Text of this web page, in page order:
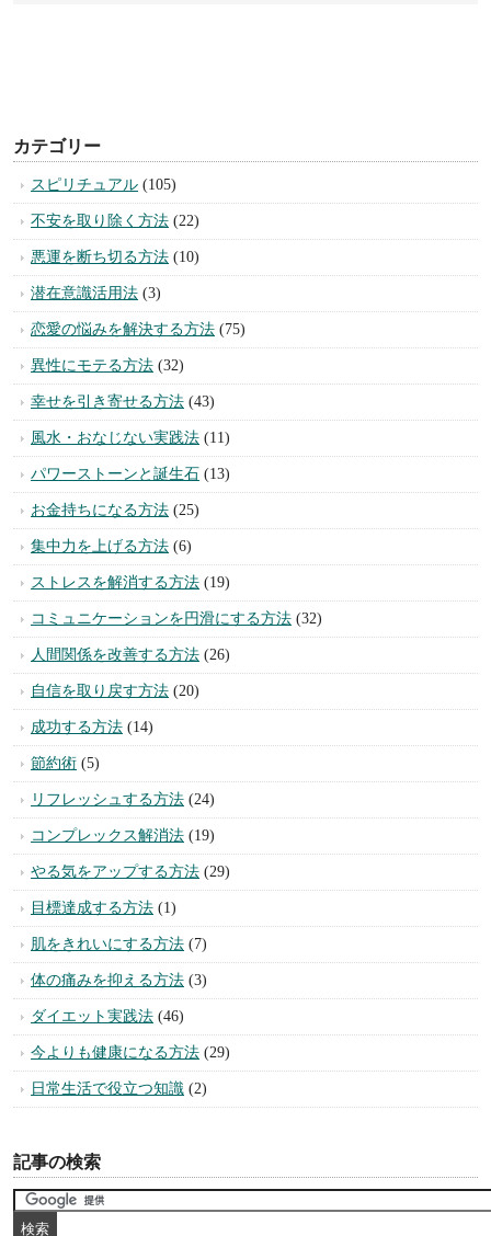
カテゴリー
スピリチュアル (105)
不安を取り除く方法 (22)
悪運を断ち切る方法 (10)
潜在意識活用法 (3)
恋愛の悩みを解決する方法 (75)
異性にモテる方法 (32)
幸せを引き寄せる方法 (43)
風水・おなじない実践法 (11)
パワーストーンと誕生石 (13)
お金持ちになる方法 (25)
集中力を上げる方法 (6)
ストレスを解消する方法 (19)
コミュニケーションを円滑にする方法 (32)
人間関係を改善する方法 (26)
自信を取り戻す方法 (20)
成功する方法 (14)
節約術 (5)
リフレッシュする方法 (24)
コンプレックス解消法 (19)
やる気をアップする方法 (29)
目標達成する方法 (1)
肌をきれいにする方法 (7)
体の痛みを抑える方法 (3)
ダイエット実践法 (46)
今よりも健康になる方法 (29)
日常生活で役立つ知識 (2)
記事の検索